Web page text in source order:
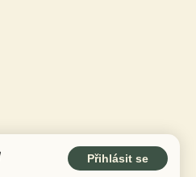
Přihlásit se